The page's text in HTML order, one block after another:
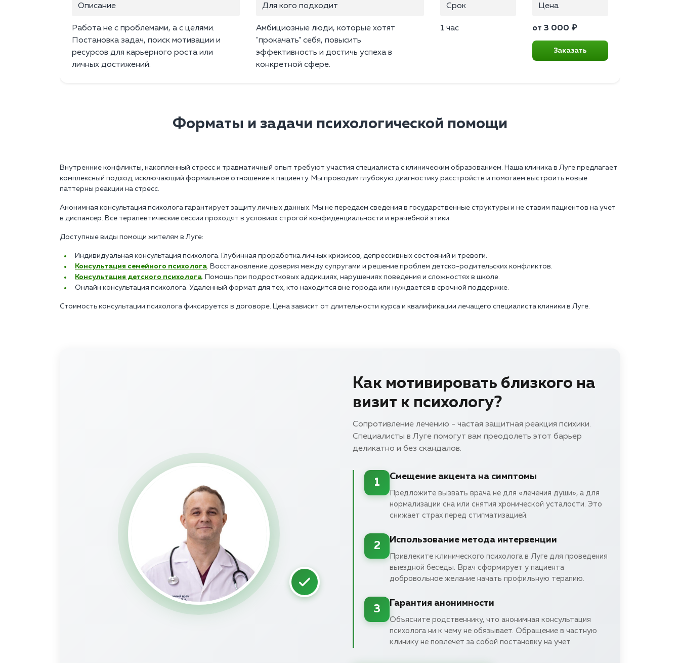
Описание
Работа не с проблемами, а с целями.
Постановка задач, поиск мотивации и
ресурсов для карьерного роста или
личных достижений.
Для кого подходит
Амбициозные люди, которые хотят
"прокачать" себя, повысить
эффективность и достичь успеха в
конкретной сфере.
Срок
1 час
Цена
от 3 000 ₽
Заказать
Форматы и задачи психологической помощи
Внутренние конфликты, накопленный стресс и травматичный опыт требуют участия специалиста с клиническим образованием. Наша клиника в Луге предлагает
комплексный подход, исключающий формальное отношение к пациенту. Мы проводим глубокую диагностику расстройств и помогаем выстроить новые
паттерны реакции на стресс.
Анонимная консультация психолога гарантирует защиту личных данных. Мы не передаем сведения в государственные структуры и не ставим пациентов на учет
в диспансер. Все терапевтические сессии проходят в условиях строгой конфиденциальности и врачебной этики.
Доступные виды помощи жителям в Луге:
Индивидуальная консультация психолога. Глубинная проработка личных кризисов, депрессивных состояний и тревоги.
Консультация семейного психолога. Восстановление доверия между супругами и решение проблем детско-родительских конфликтов.
Консультация детского психолога. Помощь при подростковых аддикциях, нарушениях поведения и сложностях в школе.
Онлайн консультация психолога. Удаленный формат для тех, кто находится вне города или нуждается в срочной поддержке.
Стоимость консультации психолога фиксируется в договоре. Цена зависит от длительности курса и квалификации лечащего специалиста клиники в Луге.
Как мотивировать близкого на
визит к психологу?
Сопротивление лечению - частая защитная реакция психики.
Специалисты в Луге помогут вам преодолеть этот барьер
деликатно и без скандалов.
1
Смещение акцента на симптомы
Предложите вызвать врача не для «лечения души», а для
нормализации сна или снятия хронической усталости. Это
снижает страх перед стигматизацией.
2
Использование метода интервенции
Привлеките клинического психолога в Луге для проведения
выездной беседы. Врач сформирует у пациента
добровольное желание начать профильную терапию.
3
Гарантия анонимности
Объясните родственнику, что анонимная консультация
психолога ни к чему не обязывает. Обращение в частную
клинику не повлечет за собой постановку на учет.